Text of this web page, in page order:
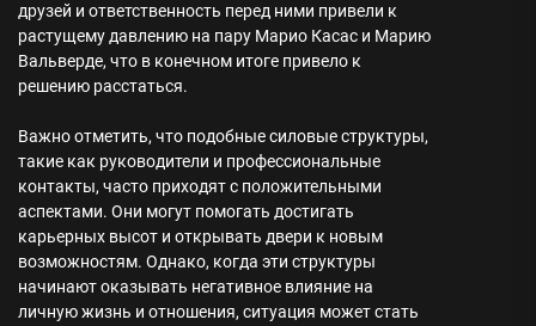
друзей и ответственность перед ними привели к
растущему давлению на пару Марио Касас и Марию
Вальверде, что в конечном итоге привело к
решению расстаться.
Важно отметить, что подобные силовые структуры,
такие как руководители и профессиональные
контакты, часто приходят с положительными
аспектами. Они могут помогать достигать
карьерных высот и открывать двери к новым
возможностям. Однако, когда эти структуры
начинают оказывать негативное влияние на
личную жизнь и отношения, ситуация может стать